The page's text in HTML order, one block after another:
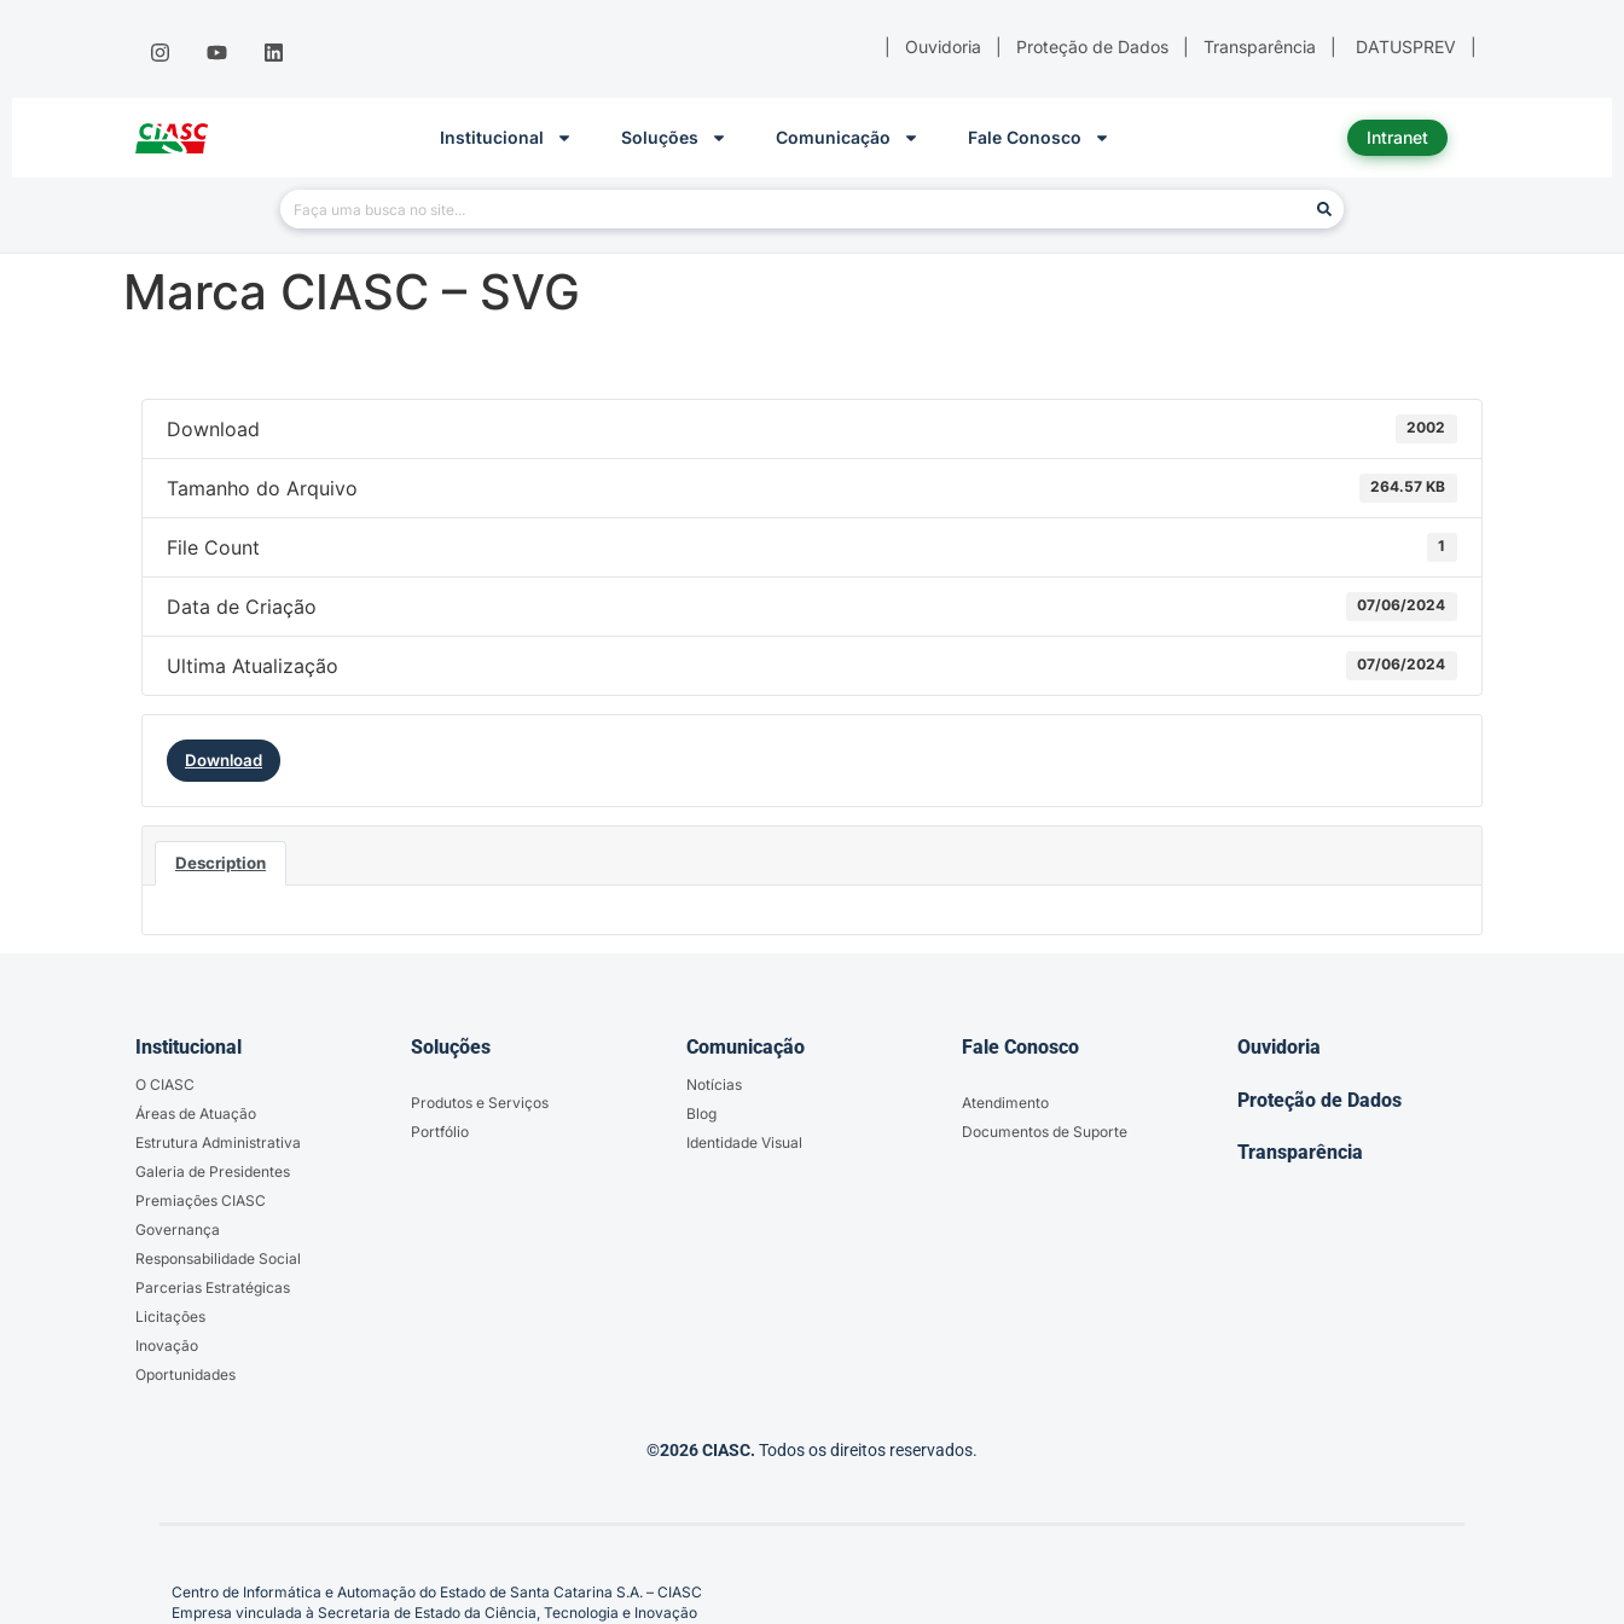
Ouvidoria Proteção de Dados Transparência DATUSPREV
Institucional Soluções Comunicação Fale Conosco Intranet
Marca CIASC – SVG
Download 2002
Tamanho do Arquivo 264.57 KB
File Count 1
Data de Criação 07/06/2024
Ultima Atualização 07/06/2024
Download
Description
Institucional
O CIASC
Áreas de Atuação
Estrutura Administrativa
Galeria de Presidentes
Premiações CIASC
Governança
Responsabilidade Social
Parcerias Estratégicas
Licitações
Inovação
Oportunidades
Soluções
Produtos e Serviços
Portfólio
Comunicação
Notícias
Blog
Identidade Visual
Fale Conosco
Atendimento
Documentos de Suporte
Ouvidoria
Proteção de Dados
Transparência
©2026 CIASC. Todos os direitos reservados.
Centro de Informática e Automação do Estado de Santa Catarina S.A. – CIASC
Empresa vinculada à Secretaria de Estado da Ciência, Tecnologia e Inovação